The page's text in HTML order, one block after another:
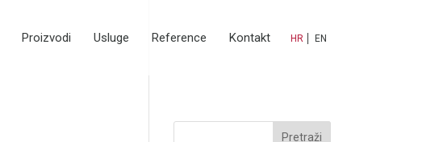
HR EN
Proizvodi Usluge Reference Kontakt